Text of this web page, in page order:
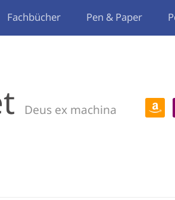
Fachbücher Pen & Paper
Deus ex machina